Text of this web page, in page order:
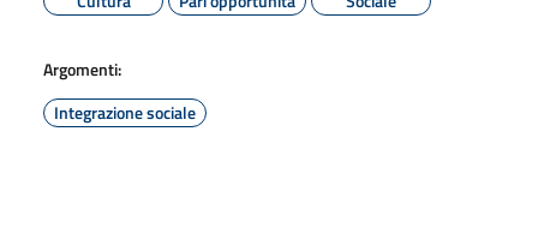
Argomenti:
Integrazione sociale